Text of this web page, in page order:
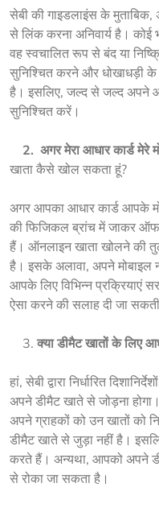
सेबी की गाइडलाइंस के
से लिंक करना अनिवार्य है। कोई
वह स्वचालित रूप से बंद या
सुनिश्चित करने और धोखाधड़ी
है। इसलिए, जल्द से जल्द अपने
सुनिश्चित करें।
2.  अगर मेरा आधार कार्ड मेरे
खाता कैसे खोल सकता हूं?
अगर आपका आधार कार्ड आपके
की फिजिकल ब्रांच में जाकर
हैं। ऑनलाइन खाता खोलने की
है। इसके अलावा, अपने मोबाइल
आपके लिए विभिन्न प्रक्रियाएं
ऐसा करने की सलाह दी जा
3. क्या डीमैट खातों के लिए
हां, सेबी द्वारा निर्धारित
अपने डीमैट खाते से जोड़ना होगा।
अपने ग्राहकों को उन खातों को
डीमैट खाते से जुड़ा नहीं है।
करते हैं। अन्यथा, आपको अपने
से रोका जा सकता है।